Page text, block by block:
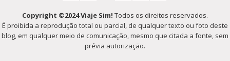
Copyright ©2024 Viaje Sim! Todos os direitos reservados.
É proibida a reprodução total ou parcial, de qualquer texto ou foto deste
blog, em qualquer meio de comunicação, mesmo que citada a fonte, sem
prévia autorização.